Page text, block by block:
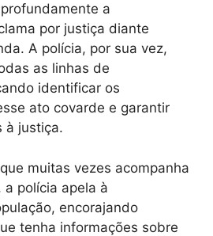
a
por justiça diante
A polícia, por sua vez,
as linhas de
identificar os
ato covarde e garantir
à justiça.
muitas vezes acompanha
a polícia apela à
encorajando
tenha informações sobre